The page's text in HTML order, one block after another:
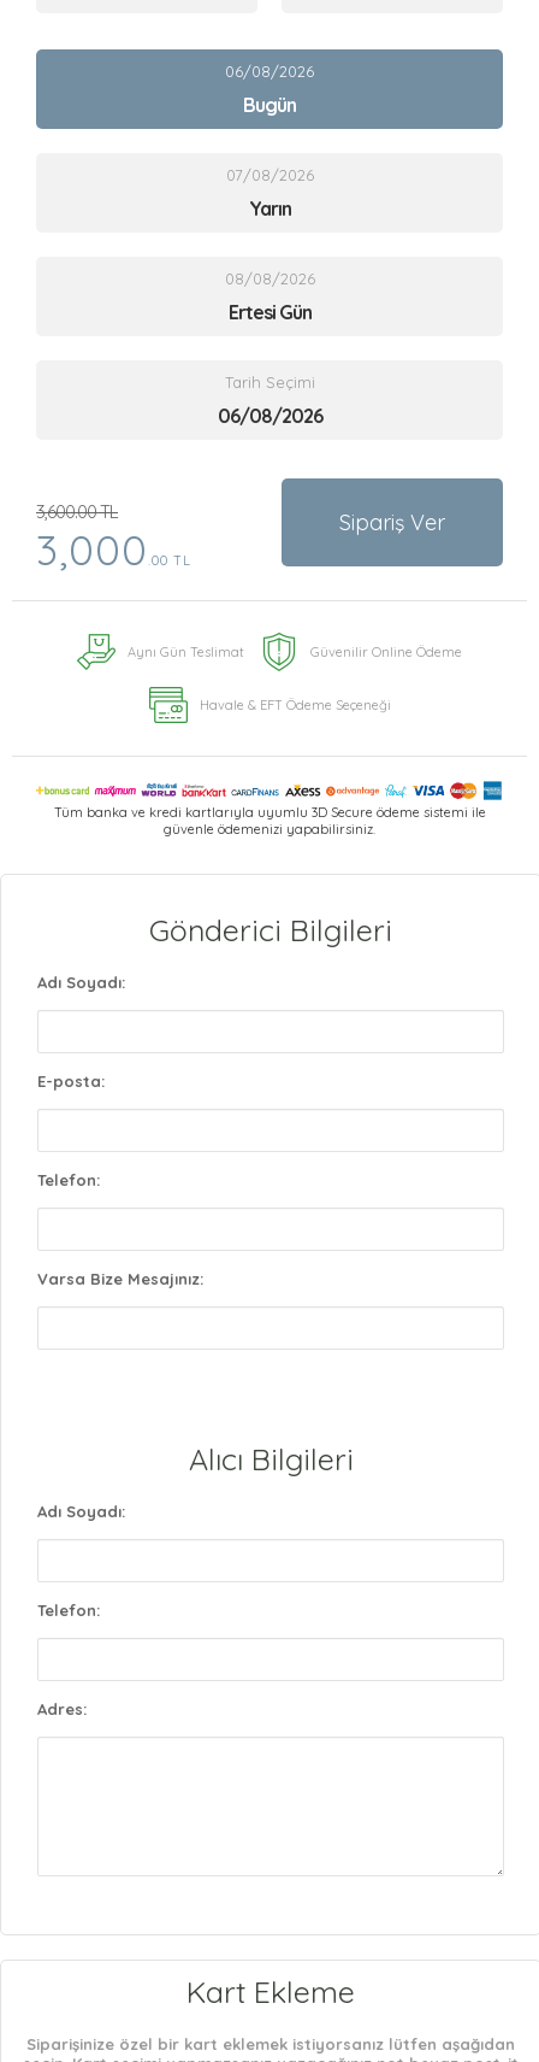
06/08/2026
Bugün
07/08/2026
Yarın
08/08/2026
Ertesi Gün
Tarih Seçimi
3,600.00 TL
3,000 .00 TL
Sipariş Ver
Aynı Gün Teslimat Güvenilir Online Ödeme
Havale & EFT Ödeme Seçeneği
Tüm banka ve kredi kartlarıyla uyumlu 3D Secure ödeme sistemi ile
güvenle ödemenizi yapabilirsiniz.
Gönderici Bilgileri
Adı Soyadı:
E-posta:
Telefon:
Varsa Bize Mesajınız:
Alıcı Bilgileri
Adı Soyadı:
Telefon:
Adres:
Kart Ekleme
Siparişinize özel bir kart eklemek istiyorsanız lütfen aşağıdan